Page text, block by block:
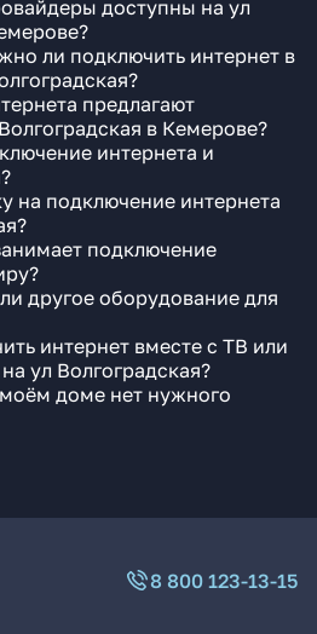
доступны на ул
ли подключить интернет в
предлагают
в Кемерове?
интернета и
на подключение интернета
подключение
другое оборудование для
интернет вместе с ТВ или
ул Волгоградская?
доме нет нужного
8 800 123-13-15